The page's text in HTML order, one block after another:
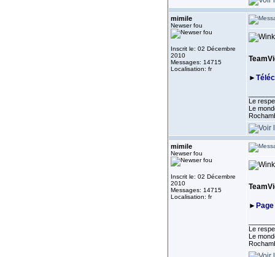
mimile
Newser fou
Inscrit le: 02 Décembre
2010
Messages: 14715
Localisation: fr
►
Le
Le
mimile
Newser fou
Inscrit le: 02 Décembre
2010
Messages: 14715
Localisation: fr
►
Le
Le